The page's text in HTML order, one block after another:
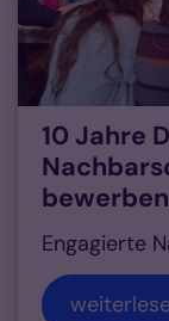
10 Jahre
Engagierte